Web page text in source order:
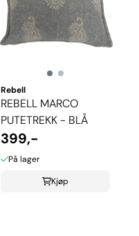
Rebell
REBELL MARCO
PUTETREKK - BLÅ
399,-
På lager
Kjøp